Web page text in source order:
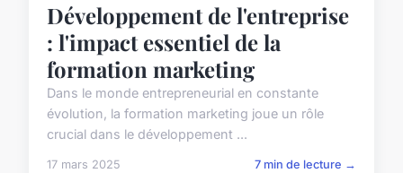
Développement de l'entreprise
: l'impact essentiel de la
formation marketing
Dans le monde entrepreneurial en constante
évolution, la formation marketing joue un rôle
crucial dans le développement ...
17 mars 2025 7 min de lecture →